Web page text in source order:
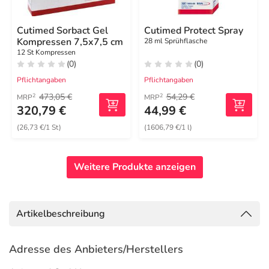
Cutimed Sorbact Gel
Kompressen 7,5x7,5 cm
12 St Kompressen
(0)
Pflichtangaben
MRP2 473,05 €
320,79 €
(26,73 €/1 St)
Cutimed Protect Spray
28 ml Sprühflasche
(0)
Pflichtangaben
MRP2 54,29 €
44,99 €
(1606,79 €/1 l)
Weitere Produkte anzeigen
Artikelbeschreibung
Adresse des Anbieters/Herstellers